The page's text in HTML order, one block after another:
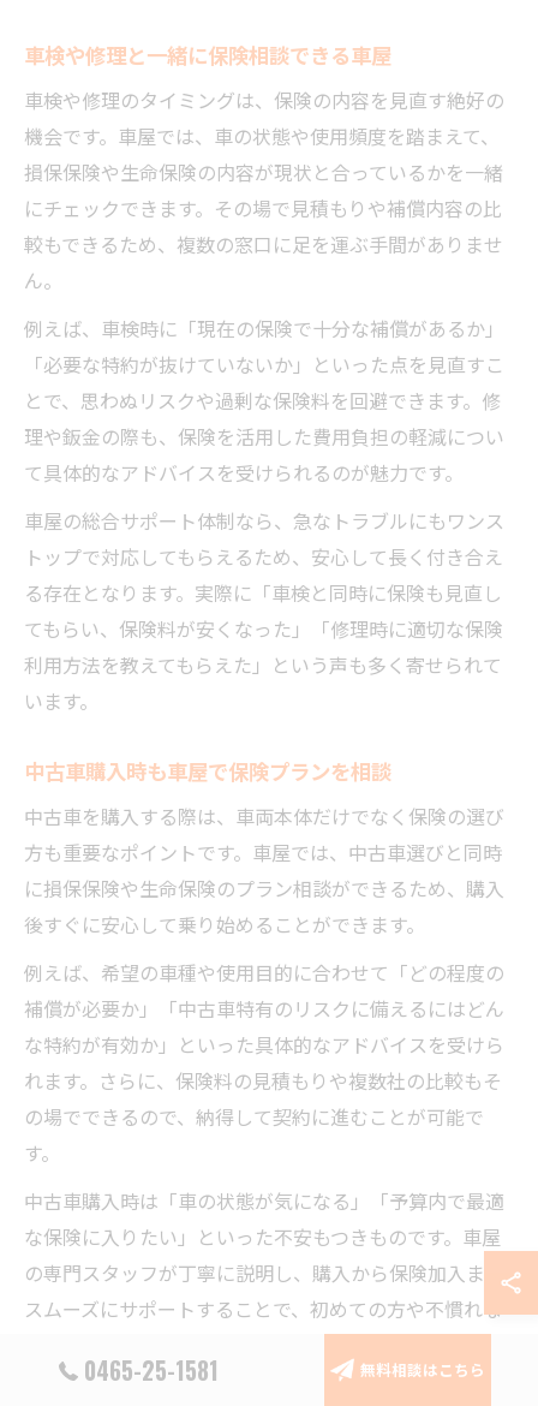
車検や修理と一緒に保険相談できる車屋
車検や修理のタイミングは、保険の内容を見直す絶好の
機会です。車屋では、車の状態や使用頻度を踏まえて、
損保保険や生命保険の内容が現状と合っているかを一緒
にチェックできます。その場で見積もりや補償内容の比
較もできるため、複数の窓口に足を運ぶ手間がありませ
ん。
例えば、車検時に「現在の保険で十分な補償があるか」
「必要な特約が抜けていないか」といった点を見直すこ
とで、思わぬリスクや過剰な保険料を回避できます。修
理や鈑金の際も、保険を活用した費用負担の軽減につい
て具体的なアドバイスを受けられるのが魅力です。
車屋の総合サポート体制なら、急なトラブルにもワンス
トップで対応してもらえるため、安心して長く付き合え
る存在となります。実際に「車検と同時に保険も見直し
てもらい、保険料が安くなった」「修理時に適切な保険
利用方法を教えてもらえた」という声も多く寄せられて
います。
中古車購入時も車屋で保険プランを相談
中古車を購入する際は、車両本体だけでなく保険の選び
方も重要なポイントです。車屋では、中古車選びと同時
に損保保険や生命保険のプラン相談ができるため、購入
後すぐに安心して乗り始めることができます。
例えば、希望の車種や使用目的に合わせて「どの程度の
補償が必要か」「中古車特有のリスクに備えるにはどん
な特約が有効か」といった具体的なアドバイスを受けら
れます。さらに、保険料の見積もりや複数社の比較もそ
の場でできるので、納得して契約に進むことが可能で
す。
中古車購入時は「車の状態が気になる」「予算内で最適
な保険に入りたい」といった不安もつきものです。車屋
の専門スタッフが丁寧に説明し、購入から保険加入まで
スムーズにサポートすることで、初めての方や不慣れな
0465-25-1581 無料相談はこちら